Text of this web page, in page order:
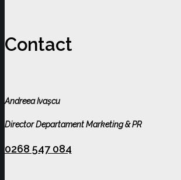
Contact
Andreea Ivașcu
Director Departament Marketing & PR
0268 547 084